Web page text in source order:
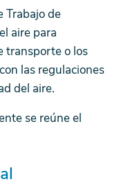
Trabajo de
aire para
transporte o los
las regulaciones
del aire.
se reúne el